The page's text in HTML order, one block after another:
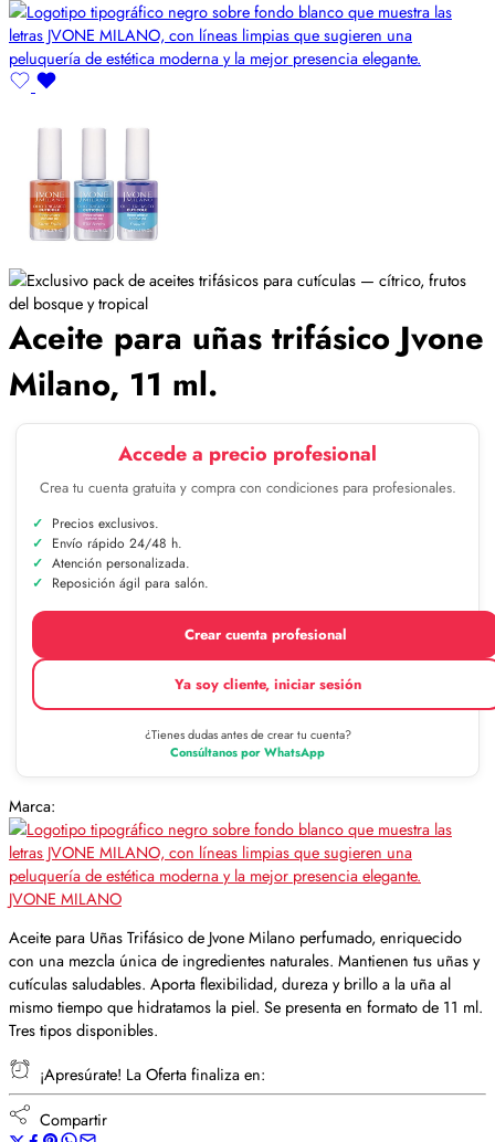
Aceite para uñas trifásico Jvone
Milano, 11 ml.
Accede a precio profesional
Crea tu cuenta gratuita y compra con condiciones para profesionales.
Precios exclusivos.
Envío rápido 24/48 h.
Atención personalizada.
Reposición ágil para salón.
Crear cuenta profesional
Ya soy cliente, iniciar sesión
¿Tienes dudas antes de crear tu cuenta?
Consúltanos por WhatsApp
Marca:
JVONE MILANO
Aceite para Uñas Trifásico de Jvone Milano perfumado, enriquecido
con una mezcla única de ingredientes naturales. Mantienen tus uñas y
cutículas saludables. Aporta flexibilidad, dureza y brillo a la uña al
mismo tiempo que hidratamos la piel. Se presenta en formato de 11 ml.
Tres tipos disponibles.
¡Apresúrate! La Oferta finaliza en:
Compartir